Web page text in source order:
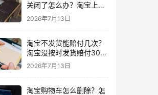
关闭了怎么办？淘宝上买
东西货没收到店铺关闭了
我可以申请退款吗
2026年7月13日
淘宝不发货能赔付几次？
淘宝没按时发货赔付30%
还会发货吗要赔付几次
2026年7月13日
淘宝购物车怎么删除？怎